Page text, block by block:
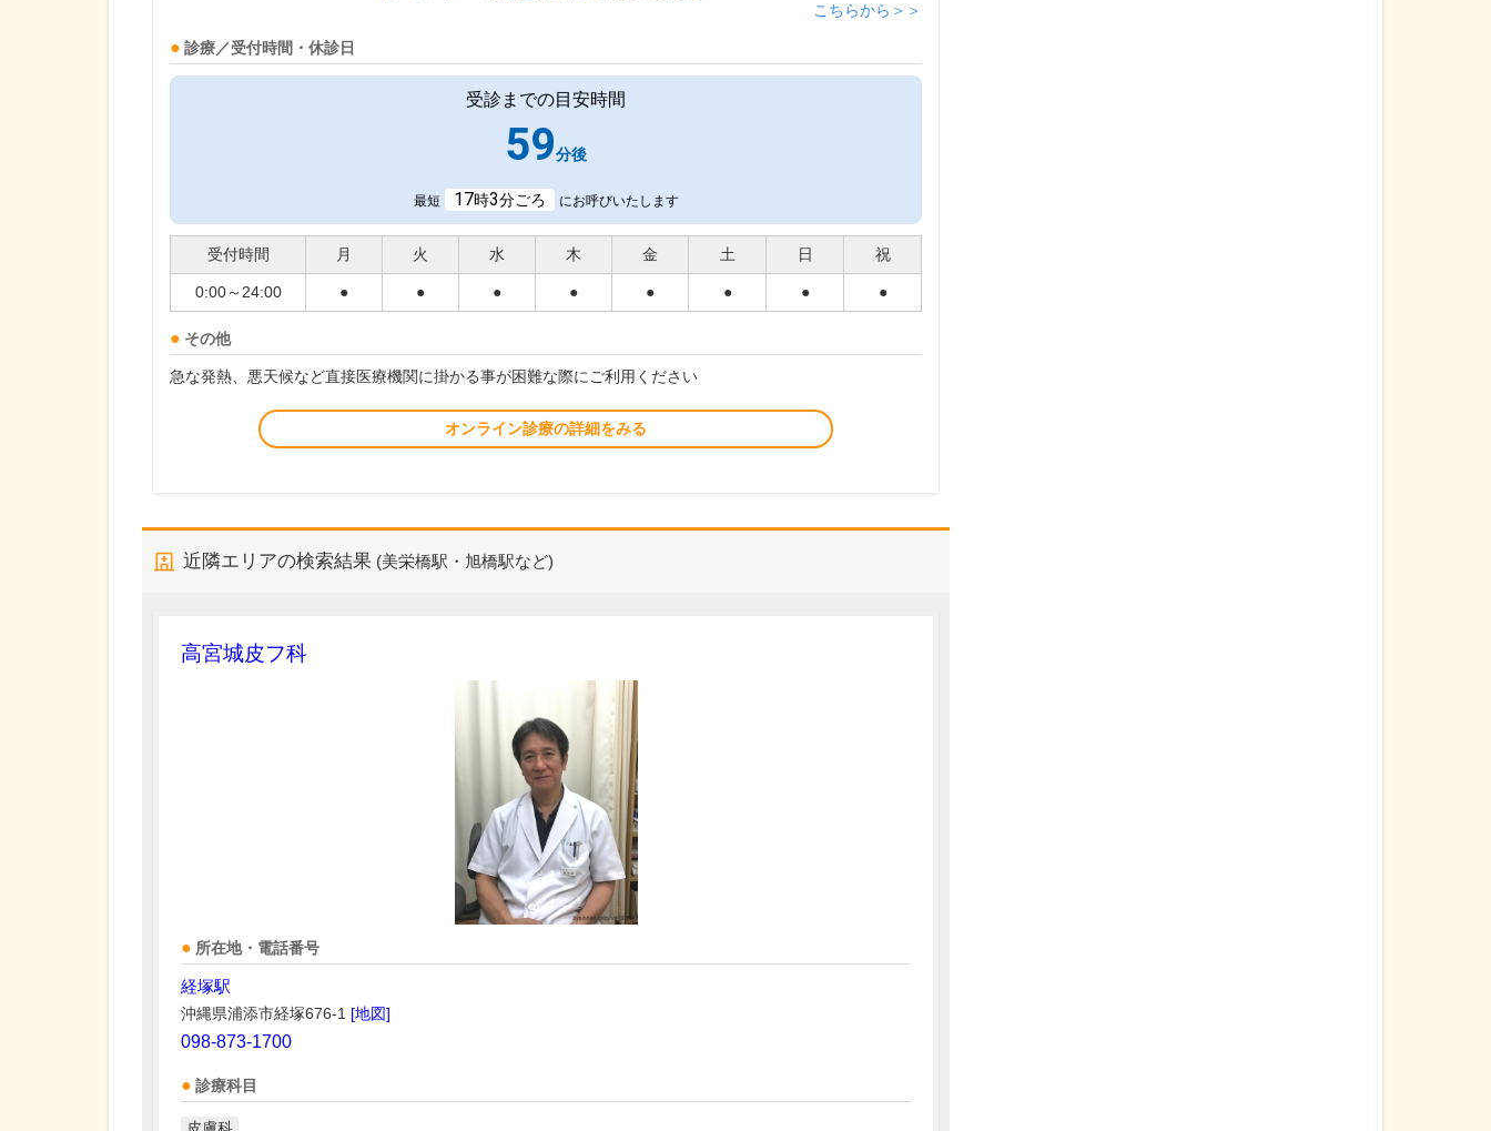
こちらから＞＞
診療／受付時間・休診日
受診までの目安時間
59分後
最短 17時3分ごろ にお呼びいたします
受付時間 月 火 水 木 金 土 日 祝
0:00～24:00 ● ● ● ● ● ● ● ●
その他
急な発熱、悪天候など直接医療機関に掛かる事が困難な際にご利用ください
オンライン診療の詳細をみる
近隣エリアの検索結果 (美栄橋駅・旭橋駅など)
高宮城皮フ科
所在地・電話番号
経塚駅
沖縄県浦添市経塚676-1 [地図]
098-873-1700
診療科目